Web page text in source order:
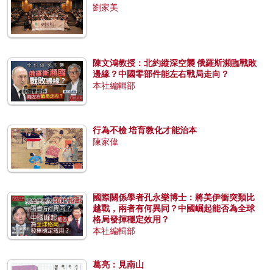
劉家美
陳文鴻教授：北約縱深空襲 俄羅斯瀕臨戰敗
邊緣？中國零部件能左右戰局走向？
本社編輯部
行為不檢 培育教化才能治本
陳家偉
國際關係學者孔永樂博士：將美伊衝突類比
越戰，兩者有何異同？中國崛起能否為全球
格局發揮穩定效用？
本社編輯部
葛亮：見南山